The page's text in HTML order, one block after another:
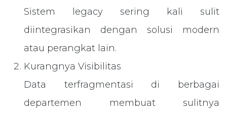
Sistem legacy sering kali sulit
diintegrasikan dengan solusi modern
atau perangkat lain.
Kurangnya Visibilitas
Data terfragmentasi di berbagai
departemen membuat sulitnya